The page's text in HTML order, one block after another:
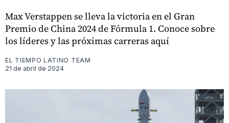
Max Verstappen se lleva la victoria en el Gran
Premio de China 2024 de Fórmula 1. Conoce sobre
los líderes y las próximas carreras aquí
EL TIEMPO LATINO TEAM
21 de abril de 2024